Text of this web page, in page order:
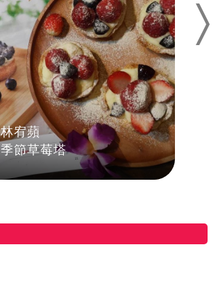
林宥蘋
季節草莓塔
Next